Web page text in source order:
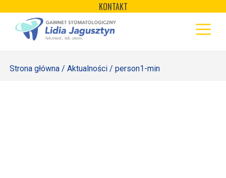
content
KONTAKT ×
STRONA GŁÓWNA
REJESTRACJA
Strona główna / Aktualności / person1-min